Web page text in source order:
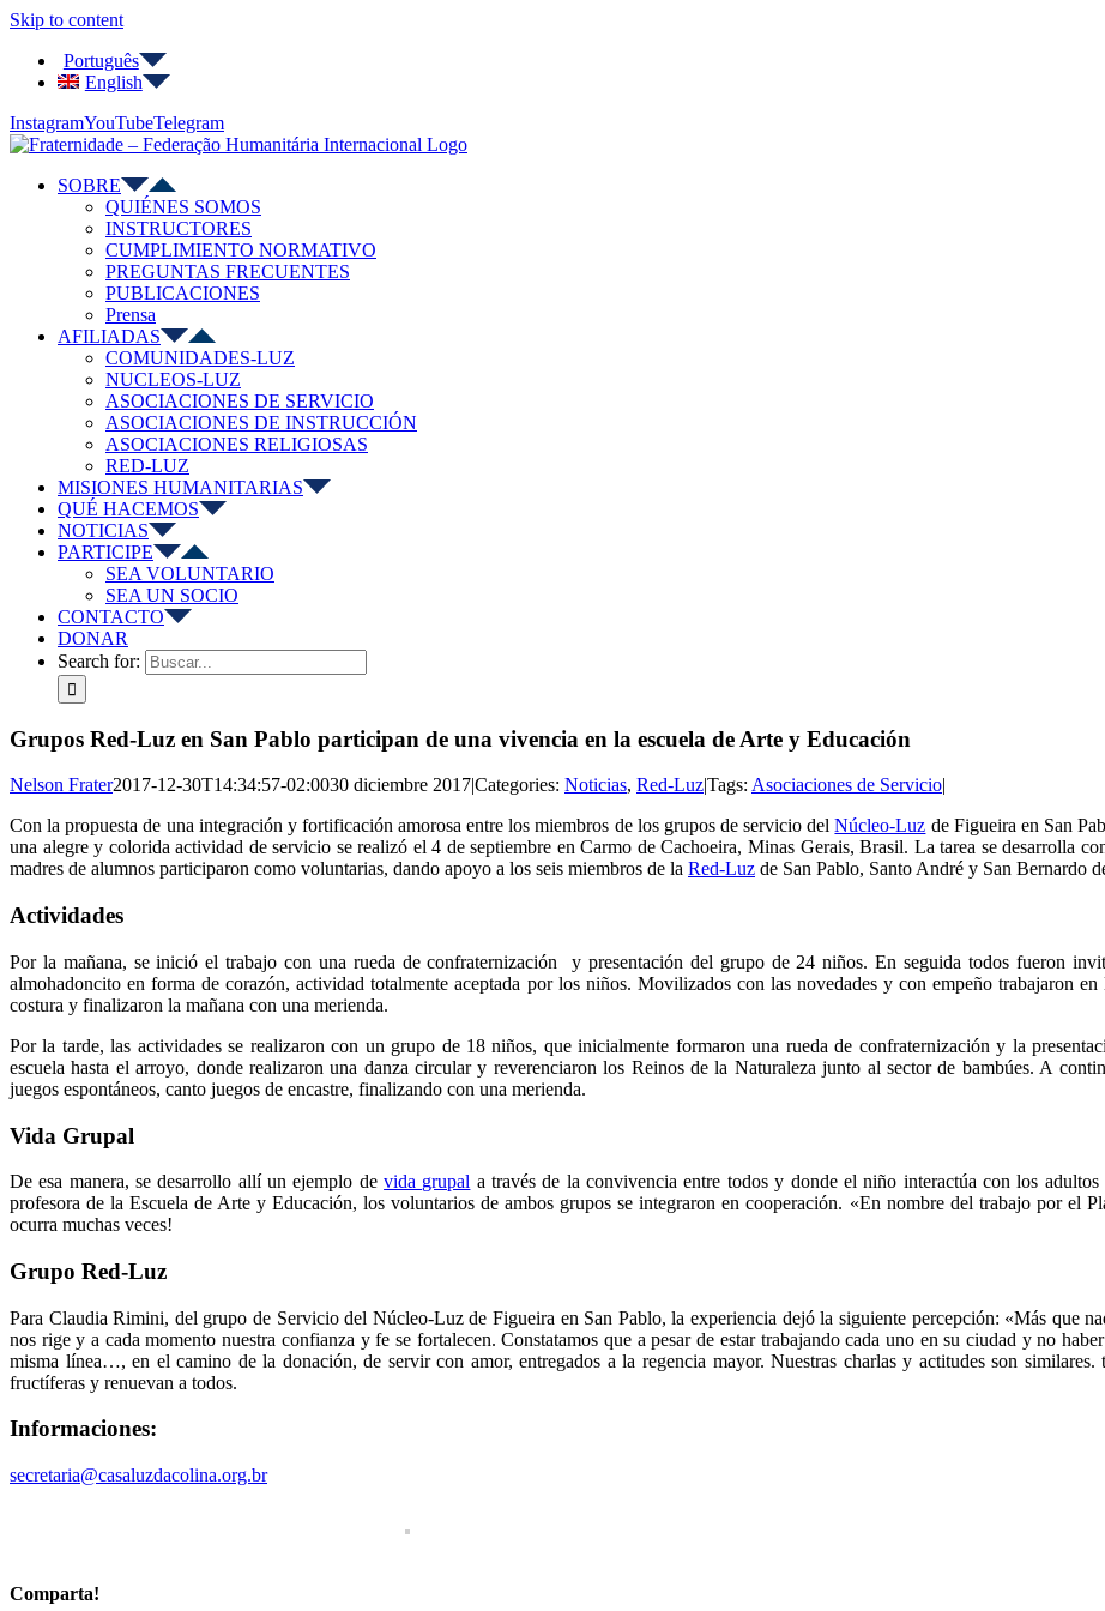
Skip to content
Português
English
InstagramYouTubeTelegram
SOBRE
QUIÉNES SOMOS
INSTRUCTORES
CUMPLIMIENTO NORMATIVO
PREGUNTAS FRECUENTES
PUBLICACIONES
Prensa
AFILIADAS
COMUNIDADES-LUZ
NUCLEOS-LUZ
ASOCIACIONES DE SERVICIO
ASOCIACIONES DE INSTRUCCIÓN
ASOCIACIONES RELIGIOSAS
RED-LUZ
MISIONES HUMANITARIAS
QUÉ HACEMOS
NOTICIAS
PARTICIPE
SEA VOLUNTARIO
SEA UN SOCIO
CONTACTO
DONAR
Search for:
Grupos Red-Luz en San Pablo participan de una vivencia en la escuela de Arte y Educación
Nelson Frater2017-12-30T14:34:57-02:0030 diciembre 2017|Categories: Noticias, Red-Luz|Tags: Asociaciones de Servicio|
Con la propuesta de una integración y fortificación amorosa entre los miembros de los grupos de servicio delNúcleo-Luz de Figueira en San
una alegre y colorida actividad de servicio se realizó el 4 de septiembre en Carmo de Cachoeira, Minas Gerais, Brasil. La tarea se desarrolla
madres de alumnos participaron como voluntarias, dando apoyo a los seis miembros de la Red-Luz de San Pablo, Santo André y San Bernardo
Actividades
Por la mañana, se inició el trabajo con una rueda de confraternización y presentación del grupo de 24 niños. En seguida todos fueron
almohadoncito en forma de corazón, actividad totalmente aceptada por los niños. Movilizados con las novedades y con empeño trabajaron
costura y finalizaron la mañana con una merienda.
Por la tarde, las actividades se realizaron con un grupo de 18 niños, que inicialmente formaron una rueda de confraternización y la
escuela hasta el arroyo, donde realizaron una danza circular y reverenciaron los Reinos de la Naturaleza junto al sector de bambúes. A
juegos espontáneos, canto juegos de encastre, finalizando con una merienda.
Vida Grupal
De esa manera, se desarrollo allí un ejemplo devida grupal a través de la convivencia entre todos y donde el niño interactúa con los
profesora de la Escuela de Arte y Educación, los voluntarios de ambos grupos se integraron en cooperación. «En nombre del trabajo por el
ocurra muchas veces!
Grupo Red-Luz
Para Claudia Rimini, del grupo de Servicio del Núcleo-Luz de Figueira en San Pablo, la experiencia dejó la siguiente percepción: «Más que
nos rige y a cada momento nuestra confianza y fe se fortalecen. Constatamos que a pesar de estar trabajando cada uno en su ciudad y no
misma línea…, en el camino de la donación, de servir con amor, entregados a la regencia mayor. Nuestras charlas y actitudes son
fructíferas y renuevan a todos.
Informaciones:
secretaria@casaluzdacolina.org.br
Comparta!